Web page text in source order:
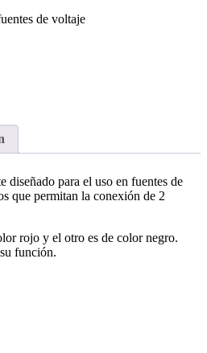
de voltaje
diseñado para el uso en fuentes de
que permitan la conexión de 2
rojo y el otro es de color negro.
función.